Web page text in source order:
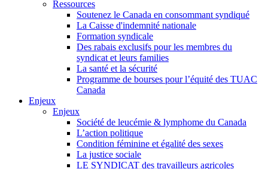
Ressources
Soutenez le Canada en consommant syndiqué
La Caisse d'indemnité nationale
Formation syndicale
Des rabais exclusifs pour les membres du
syndicat et leurs families
La santé et la sécurité
Programme de bourses pour l’équité des TUAC
Canada
Enjeux
Enjeux
Société de leucémie & lymphome du Canada
L’action politique
Condition féminine et égalité des sexes
La justice sociale
LE SYNDICAT des travailleurs agricoles